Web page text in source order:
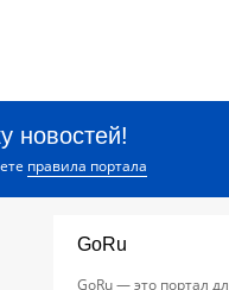
новостей!
правила портала
GoRu
GoRu — это портал